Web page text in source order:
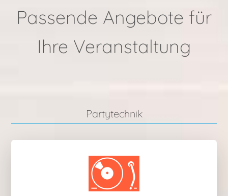
Passende Angebote für
Ihre Veranstaltung
Partytechnik